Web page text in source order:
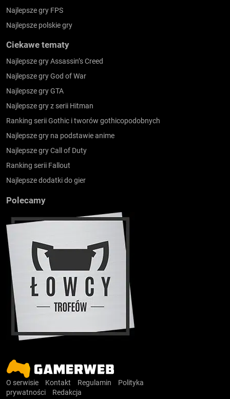
Najlepsze gry FPS
Najlepsze polskie gry
Ciekawe tematy
Najlepsze gry Assassin’s Creed
Najlepsze gry God of War
Najlepsze gry GTA
Najlepsze gry z serii Hitman
Ranking serii Gothic i tworów gothicopodobnych
Najlepsze gry na podstawie anime
Najlepsze gry Call of Duty
Ranking serii Fallout
Najlepsze dodatki do gier
Polecamy
O serwisie Kontakt Regulamin
Polityka
prywatności
Redakcja